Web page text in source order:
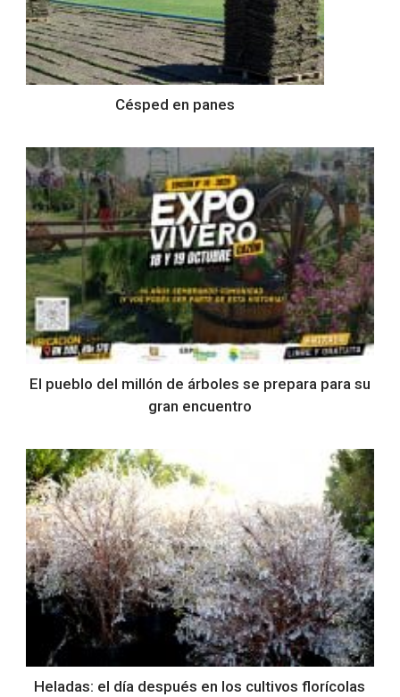
Césped en panes
El pueblo del millón de árboles se prepara para su
gran encuentro
Heladas: el día después en los cultivos florícolas